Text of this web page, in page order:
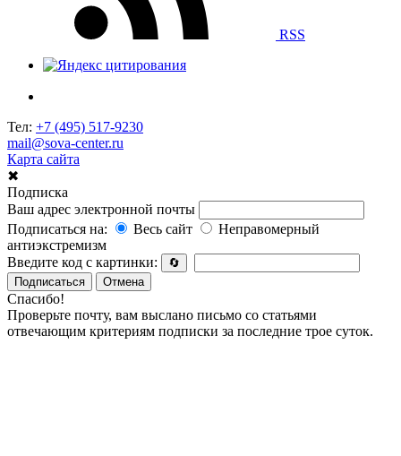
RSS
Тел: +7 (495) 517-9230
mail@sova-center.ru
Карта сайта
✖
Подписка
Ваш адрес электронной почты
Подписаться на:
Весь сайт
Неправомерный
антиэкстремизм
Введите код с картинки:
🔄
Подписаться
Отмена
Спасибо!
Проверьте почту, вам выслано письмо со статьями
отвечающим критериям подписки за последние трое суток.